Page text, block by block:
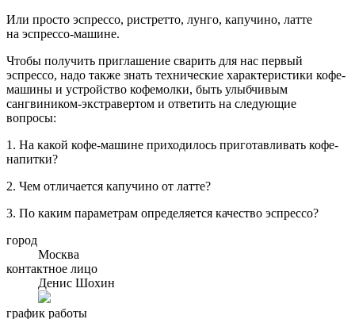
Или просто эспрессо, ристретто, лунго, капучино, латте
на эспрессо-машине.
Чтобы получить приглашение сварить для нас первый
эспрессо, надо также знать технические характеристики кофе-
машины и устройство кофемолки, быть улыбчивым
сангвиником-экстравертом и ответить на следующие
вопросы:
1. На какой кофе-машине приходилось приготавливать кофе-
напитки?
2. Чем отличается капучино от латте?
3. По каким параметрам определяется качество эспрессо?
город
Москва
контактное лицо
Денис Шохин
график работы